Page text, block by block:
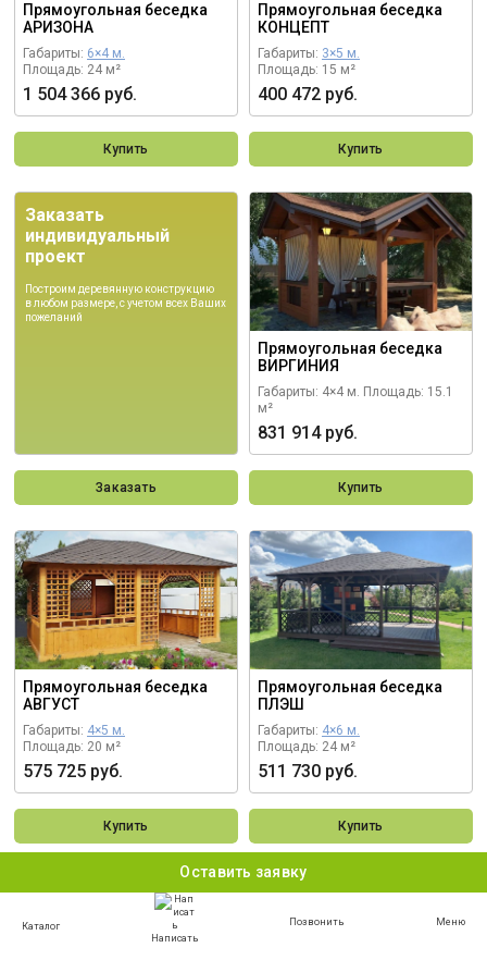
Прямоугольная беседка
АРИЗОНА
Габариты: 6×4 м.
Площадь: 24 м²
1 504 366 руб.
Купить
Прямоугольная беседка
КОНЦЕПТ
Габариты: 3×5 м.
Площадь: 15 м²
400 472 руб.
Купить
Заказать
индивидуальный
проект
Построим деревянную конструкцию
в любом размере, с учетом всех Ваших
пожеланий
Заказать
Прямоугольная беседка
ВИРГИНИЯ
Габариты: 4×4 м. Площадь: 15.1
м²
831 914 руб.
Купить
Прямоугольная беседка
АВГУСТ
Габариты: 4×5 м.
Площадь: 20 м²
575 725 руб.
Купить
Прямоугольная беседка
ПЛЭШ
Габариты: 4×6 м.
Площадь: 24 м²
511 730 руб.
Купить
Оставить заявку
Каталог
Написать
Позвонить Меню